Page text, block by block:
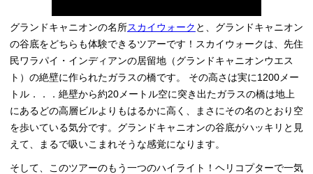
グランドキャニオンの名所スカイウォーク と、グランドキャニオン
の谷底をどちらも体験できるツアーです！スカイウォークは、先住
民ワラパイ・インディアンの居留地（グランドキャニオンウエス
ト）の絶壁に作られたガラスの橋です。 その高さは実に1200メー
トル．．．絶壁から約20メートル空に突き出たガラスの橋は地上
にあるどの高層ビルよりもはるかに高く、まさにその名のとおり空
を歩いている気分です。グランドキャニオンの谷底がハッキリと見
えて、まるで吸いこまれそうな感覚になります。
そして、このツアーのもう一つのハイライト！ヘリコプターで一気